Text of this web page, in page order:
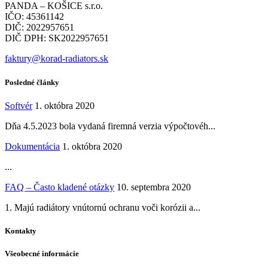
PANDA – KOŠICE s.r.o.
IČO: 45361142
DIČ: 2022957651
DIČ DPH: SK2022957651
faktury@korad-radiators.sk
Posledné články
Softvér 1. októbra 2020
Dňa 4.5.2023 bola vydaná firemná verzia výpočtovéh...
Dokumentácia 1. októbra 2020
...
FAQ – Často kladené otázky 10. septembra 2020
1. Majú radiátory vnútornú ochranu voči korózii a...
Kontakty
Všeobecné informácie